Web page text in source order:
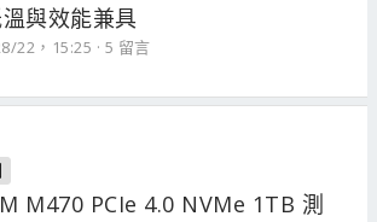
與效能兼具
22，15:25 5 留言
M470 PCIe 4.0 NVMe 1TB 測